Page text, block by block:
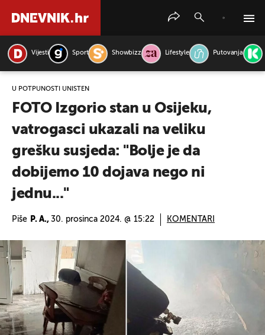
Vijesti Sport Showbizz Lifestyle Putovanja
U POTPUNOSTI UNIŠTEN
FOTO Izgorio stan u Osijeku,
vatrogasci ukazali na veliku
grešku susjeda: "Bolje je da
dobijemo 10 dojava nego ni
jednu..."
Piše P. A., 30. prosinca 2024. @ 15:22 KOMENTARI
PRETRAŽITE VIJESTI